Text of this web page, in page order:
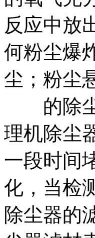
反应中放
何粉尘爆
尘；粉尘
的除尘
理机除尘
一段时间
化，当检
除尘器的